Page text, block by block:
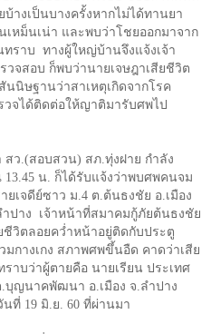
างเป็นบางครั้งหากไม่ได้ทานยา
เหม็นเน่า และพบว่าโชยออกมาจาก
ราบ ทางผู้ใหญ่บ้านจึงแจ้งเจ้า
จสอบ ก็พบว่านายเจษฎาเสียชีวิต
นิษฐานว่าสาเหตุเกิดจากโรค
จได้ติดต่อให้ญาติมารับศพไป
ว.(สอบสวน) สภ.ทุ่งฝาย กำลัง
13.45 น. ก็ได้รับแจ้งว่าพบศพคนจม
เจดีย์ซาว ม. 4 ต.ต้นธงชัย อ.เมือง
ปาง เจ้าหน้าที่สมาคมกู้ภัยต้นธงชัย
วิตลอยคว่ำหน้าอยู่ติดกับประตู
มกางเกง สภาพศพขึ้นอืด คาดว่าเสีย
าบว่าผู้ตายคือ นายเรียน ประเทศ
.บุญนาคพัฒนา อ.เมือง จ.ลำปาง
นที่ 19 มิ.ย. 60 ที่ผ่านมา